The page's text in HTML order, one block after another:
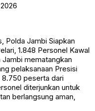
Polda Jambi Siapkan
1.848 Personel Kawal
mematangkan
pelaksanaan Presisi
8.750 peserta dari
diterjunkan untuk
berlangsung aman,